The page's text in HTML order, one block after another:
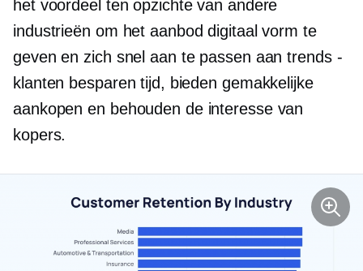
het voordeel ten opzichte van andere
industrieën om het aanbod digitaal vorm te
geven en zich snel aan te passen aan trends -
klanten besparen tijd, bieden gemakkelijke
aankopen en behouden de interesse van
kopers.